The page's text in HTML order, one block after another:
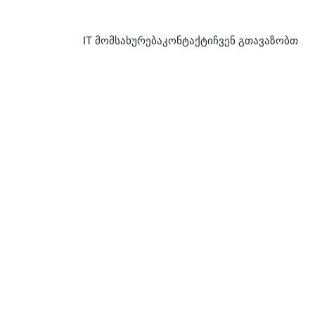
IT მომსახურებაკონტაქტიჩვენ გთავაზობთ